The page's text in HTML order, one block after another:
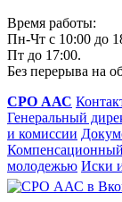
Время работы:
Пн-Чт с 10:00 до
Пт до 17:00.
Без перерыва на
СРО ААС
Генеральный
и комиссии
молодежью Иски